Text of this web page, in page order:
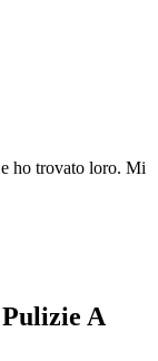
ho trovato loro. Mi
A